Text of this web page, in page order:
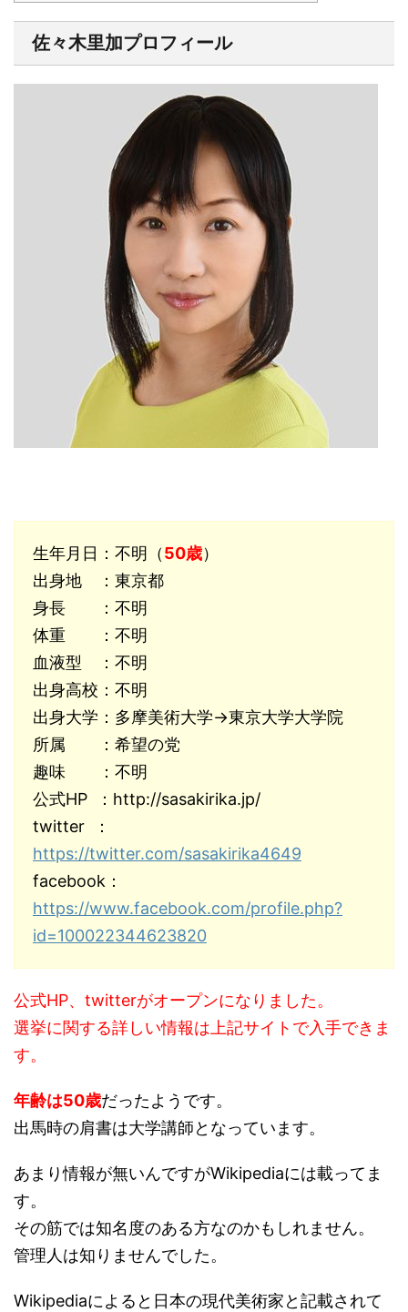
佐々木里加プロフィール
生年月日：不明（50歳）
出身地 ：東京都
身長 ：不明
体重 ：不明
血液型 ：不明
出身高校：不明
出身大学：多摩美術大学→東京大学大学院
所属 ：希望の党
趣味 ：不明
公式HP ：http://sasakirika.jp/
twitter ：
https://twitter.com/sasakirika4649
facebook：
https://www.facebook.com/profile.php?
id=100022344623820
公式HP、twitterがオープンになりました。
選挙に関する詳しい情報は上記サイトで入手できま
す。
年齢は50歳だったようです。
出馬時の肩書は大学講師となっています。
あまり情報が無いんですがWikipediaには載ってま
す。
その筋では知名度のある方なのかもしれません。
管理人は知りませんでした。
Wikipediaによると日本の現代美術家と記載されて